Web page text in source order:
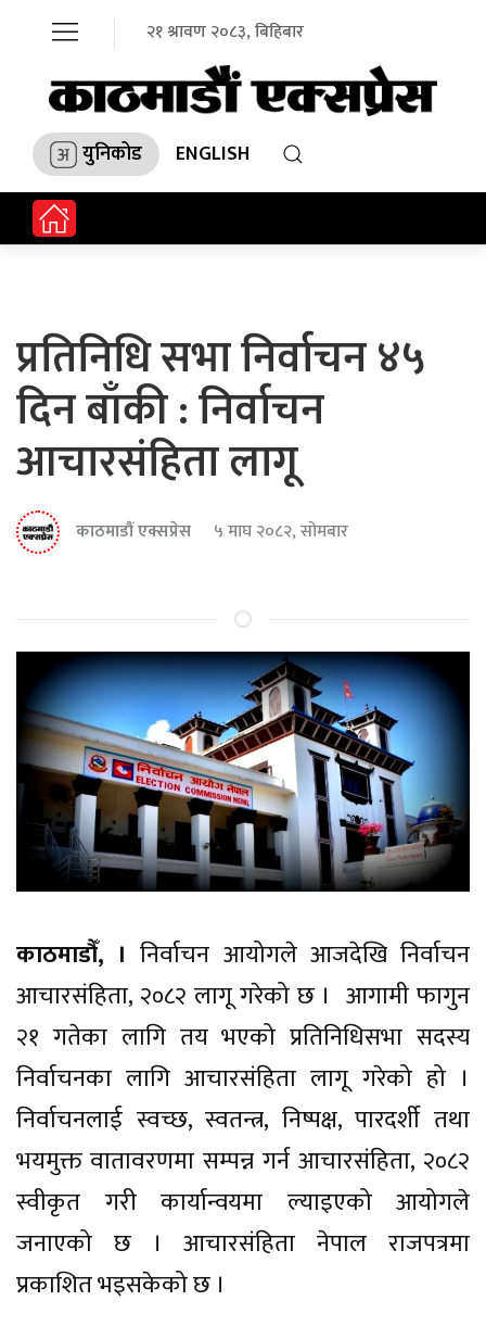
२१ श्रावण २०८३, बिहिबार
युनिकोड ENGLISH
प्रतिनिधि सभा निर्वाचन ४५
दिन बाँकी : निर्वाचन
आचारसंहिता लागू
काठमाडौं एक्सप्रेस ५ माघ २०८२, सोमबार
काठमाडौँ, ।निर्वाचन आयोगले आजदेखि निर्वाचन
आचारसंहिता, २०८२ लागू गरेको छ । आगामी फागुन
२१ गतेका लागि तय भएको प्रतिनिधिसभा सदस्य
निर्वाचनका लागि आचारसंहिता लागू गरेको हो ।
निर्वाचनलाई स्वच्छ, स्वतन्त्र, निष्पक्ष, पारदर्शी तथा
भयमुक्त वातावरणमा सम्पन्न गर्न आचारसंहिता, २०८२
स्वीकृत गरी कार्यान्वयमा ल्याइएको आयोगले
जनाएको छ । आचारसंहिता नेपाल राजपत्रमा
प्रकाशित भइसकेको छ ।